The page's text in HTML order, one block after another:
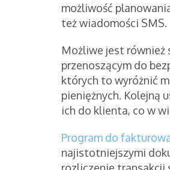
możliwość
też wiadomości SMS.
Możliwe jest również
przenoszącym do
których to wyróżnić
pieniężnych. Kolejną
ich do klienta, co w
Program do
najistotniejszymi